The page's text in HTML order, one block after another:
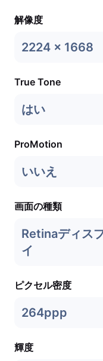
解像度
2224 x 1668
True Tone
はい
ProMotion
いいえ
画面の種類
Retinaディス
イ
ピクセル密度
264ppp
輝度